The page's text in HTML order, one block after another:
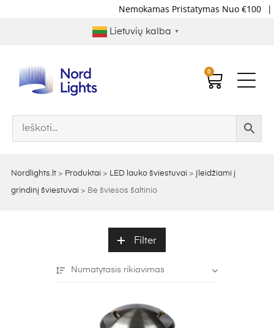
Nemokamas Pristatymas Nuo €100 |
Lietuvių kalba ▼
0
Nordlights.lt > Produktai > LED lauko šviestuvai > Įleidžiami į
grindinį šviestuvai > Be šviesos šaltinio
Filter
Numatytasis rikiavimas